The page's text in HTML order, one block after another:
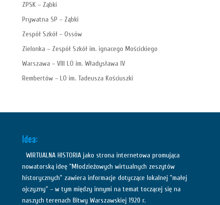
ZPSK – Ząbki
Prywatna SP – Ząbki
Zespół Szkół – Ossów
Zielonka – Zespół Szkół im. ignacego Mościckiego
Warszawa – VIII LO im. Władysława IV
Rembertów – LO im. Tadeusza Kościuszki
Idea:
WIRTUALNA HISTORIA jako strona internetowa promująca
nowatorską ideę "Młodzieżowych wirtualnych zeszytów
historycznych" zawiera informacje dotyczące lokalnej "małej
ojczyzny" – w tym między innymi na temat toczącej się na
naszych terenach Bitwy Warszawskiej 1920 r.